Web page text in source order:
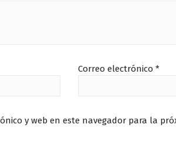
Correo electrónico *
y web en este navegador para la